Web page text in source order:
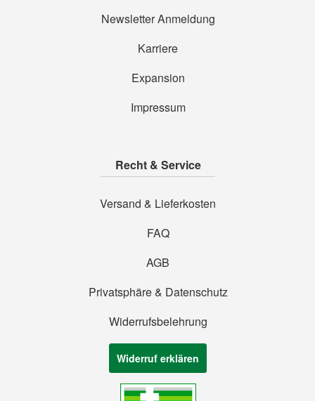
Newsletter Anmeldung
Karriere
Expansion
Impressum
Recht & Service
Versand & Lieferkosten
FAQ
AGB
Privatsphäre & Datenschutz
Widerrufsbelehrung
Widerruf erklären